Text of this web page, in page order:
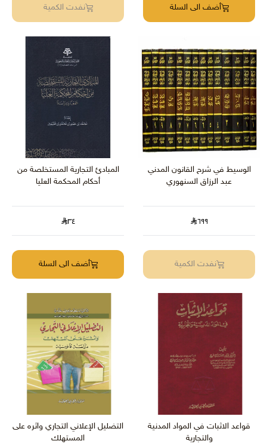
أضف الى السلة نفدت الكمية
الوسيط في شرح القانون المدني
عبد الرزاق السنهوري
٦٩٩
نفدت الكمية
المبادئ التجارية المستخلصة من
أحكام المحكمة العليا
٣٤
أضف الى السلة
قواعد الاثبات في المواد المدنية
والتجارية
التضليل الإعلاني التجاري واثره على
المستهلك